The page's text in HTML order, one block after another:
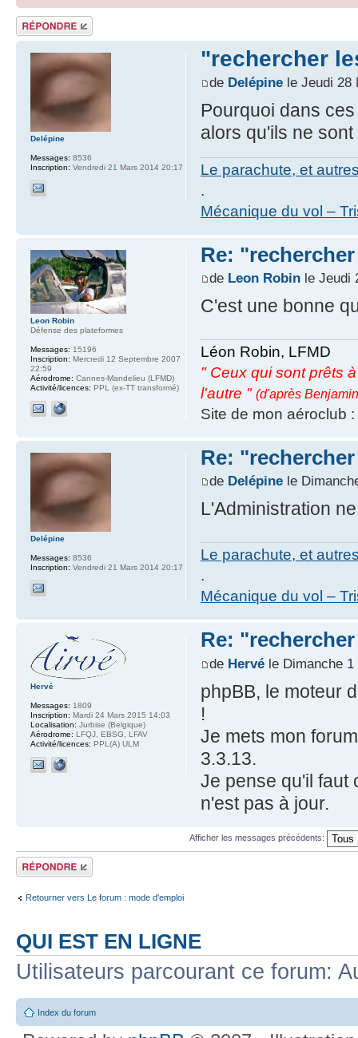
Répondre
"rechercher
de Delépinele Jeudi 28
Pourquoi dans
alors qu'ils ne
Le parachute, et
.
Mécanique du vol –
Delépine
Messages: 8536
Inscription: Vendredi 21 Mars 2014 20:17
Re:
de Leon Robinle Jeudi
C'est une bonne
Léon Robin, LFMD
" Ceux qui sont prêts
l'autre " (d'après
Site de mon aéroclub :
Leon Robin
Défense des plateformes
Messages: 15196
Inscription: Mercredi 12 Septembre 2007
22:59
Aérodrome: Cannes-Mandelieu (LFMD)
Activité/licences: PPL (ex-TT transformé)
Re:
de Delépinele
L'Administration
Le parachute, et
.
Mécanique du vol –
Delépine
Messages: 8536
Inscription: Vendredi 21 Mars 2014 20:17
Re:
de Hervéle Dimanche 1
phpBB, le moteur
!
Je mets mon
3.3.13.
Je pense qu'il faut
n'est pas à jour.
Hervé
Messages: 1809
Inscription: Mardi 24 Mars 2015 14:03
Localisation: Jurbise (Belgique)
Aérodrome: LFQJ, EBSG, LFAV
Activité/licences: PPL(A) ULM
Afficher les messages précédents:
Répondre
Retourner vers Le forum : mode d'emploi
QUI EST EN LIGNE
Utilisateurs parcourant ce forum:
Index du forum